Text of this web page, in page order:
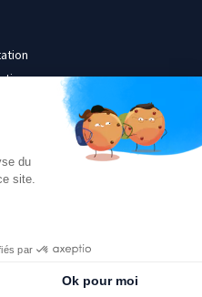
Psychologue Paris 16
du
site.
par
Ok pour moi